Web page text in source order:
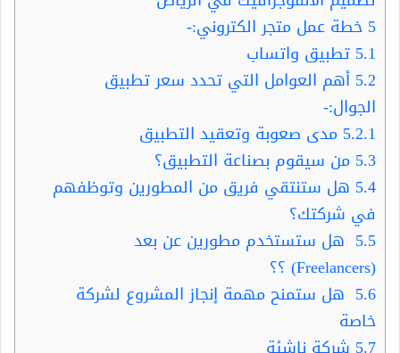
5 خطة عمل متجر الكتروني:-
5.1 تطبيق واتساب
5.2 أهم العوامل التي تحدد سعر تطبيق
الجوال:-
5.2.1 مدى صعوبة وتعقيد التطبيق
5.3 من سيقوم بصناعة التطبيق؟
5.4 هل ستنتقي فريق من المطورين وتوظفهم
في شركتك؟
5.5 هل ستستخدم مطورين عن بعد
(Freelancers) ؟؟
5.6 هل ستمنح مهمة إنجاز المشروع لشركة
خاصة